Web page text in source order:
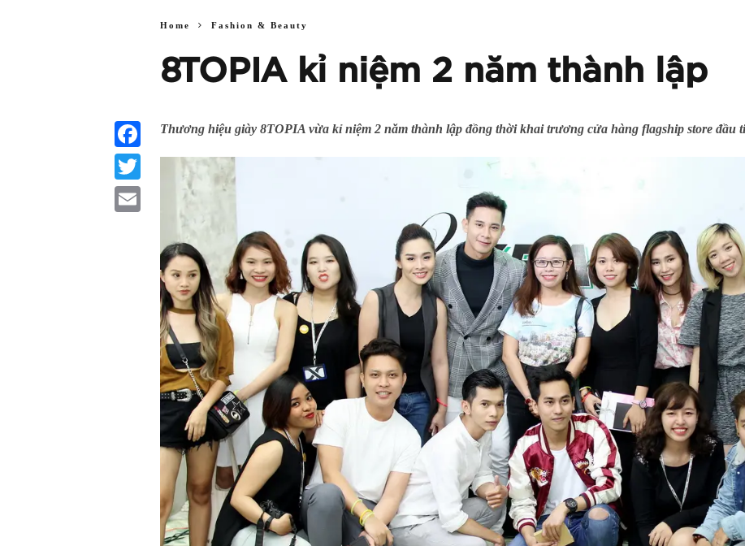
Home Fashion & Beauty
8TOPIA kỉ niệm 2 năm thành lập
Thương hiệu giày 8TOPIA vừa kỉ niệm 2 năm thành lập đồng thời khai trương cửa hàng flagship store đầu
Facebook
Twitter